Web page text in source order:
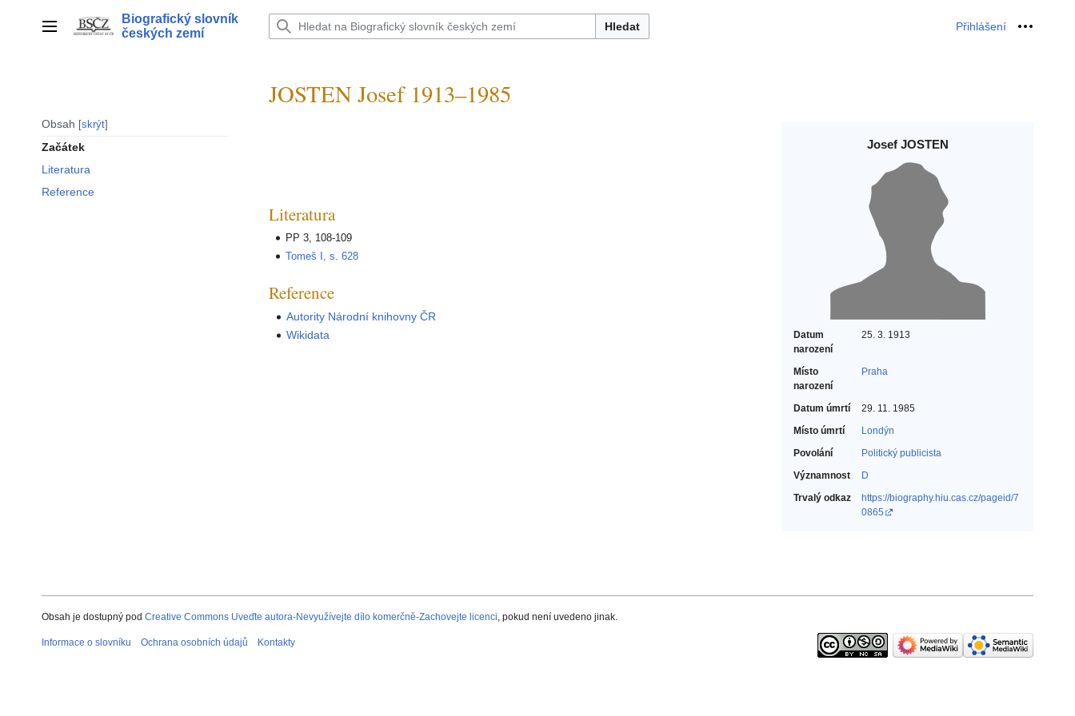
Hlavní menu
Biografický slovník
českých zemí
Hledat Přihlášení Osobní
Obsah skrýt
Začátek
Literatura
Reference
JOSTEN Josef 1913–1985
Josef JOSTEN
Datum
narození
25. 3. 1913
Místo
narození
Praha
Datum úmrtí
29. 11. 1985
Místo úmrtí
Londýn
Povolání
Politický publicista‎
Významnost
D
Trvalý odkaz
https://biography.hiu.cas.cz/pageid/7
0865
Literatura
PP 3, 108-109
Tomeš I, s. 628
Reference
Autority Národní knihovny ČR
Wikidata
Obsah je dostupný pod Creative Commons Uveďte autora-Nevyužívejte dílo komerčně-Zachovejte licenci, pokud není uvedeno jinak.
Informace o slovníku Ochrana osobních údajů Kontakty